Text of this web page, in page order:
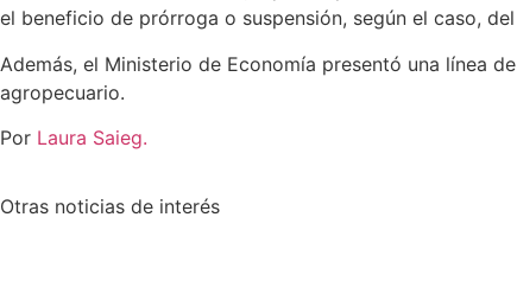
el beneficio de prórroga o suspensión, según el caso,
Además, el Ministerio de Economía presentó una línea
agropecuario.
Por Laura Saieg.
Otras noticias de interés